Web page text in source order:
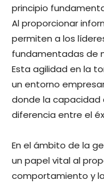
principio
Al proporcionar
permiten a los
fundamentadas de
Esta agilidad en la
un entorno
donde la
diferencia entre el
En el ámbito de la
un papel vital al
comportamiento y